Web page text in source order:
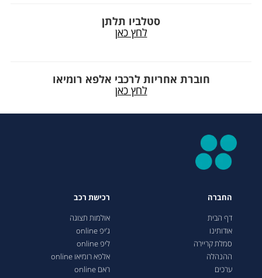
סטלביו תלתן
לחץ כאן
חוברת אחריות לרכבי אלפא רומיאו
לחץ כאן
החברה
דף הבית
אודותינו
סמלת קריירה
ההנהלה
ערכים
רכישת רכב
אולמות תצוגה
ג’יפ online
ליפ online
אלפא רומיאו online
ראם online